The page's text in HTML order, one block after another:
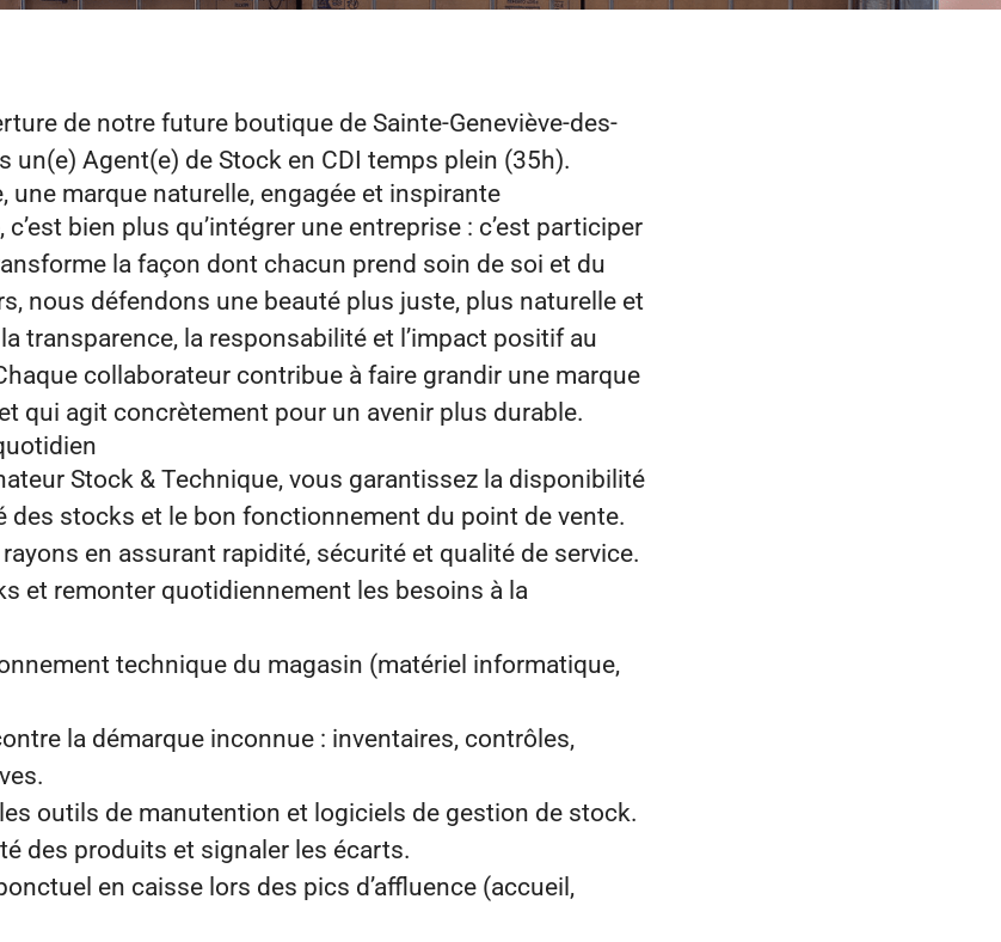
de notre future boutique de Sainte-Geneviève-des-
un(e) Agent(e) de Stock en CDI temps plein (35h).
une marque naturelle, engagée et inspirante
c’est bien plus qu’intégrer une entreprise : c’est participer
la façon dont chacun prend soin de soi et du
nous défendons une beauté plus juste, plus naturelle et
transparence, la responsabilité et l’impact positif au
collaborateur contribue à faire grandir une marque
qui agit concrètement pour un avenir plus durable.
Stock & Technique, vous garantissez la disponibilité
des stocks et le bon fonctionnement du point de vente.
en assurant rapidité, sécurité et qualité de service.
et remonter quotidiennement les besoins à la
technique du magasin (matériel informatique,
la démarque inconnue : inventaires, contrôles,
outils de manutention et logiciels de gestion de stock.
des produits et signaler les écarts.
en caisse lors des pics d’affluence (accueil,